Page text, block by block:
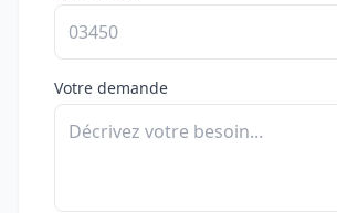
Votre demande